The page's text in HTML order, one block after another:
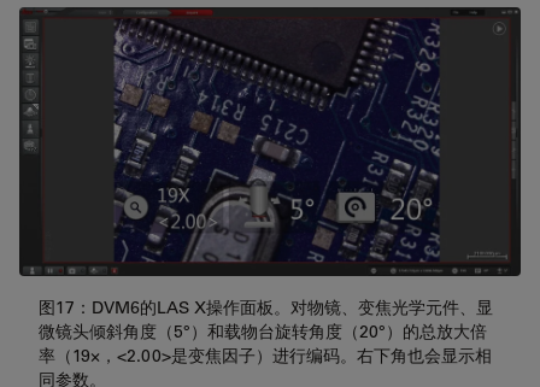
图17：DVM6的LAS X操作面板。对物镜、变焦光学元件、显
微镜头倾斜角度（5°）和载物台旋转角度（20°）的总放大倍
率（19×，<2.00>是变焦因子）进行编码。右下角也会显示相
同参数。